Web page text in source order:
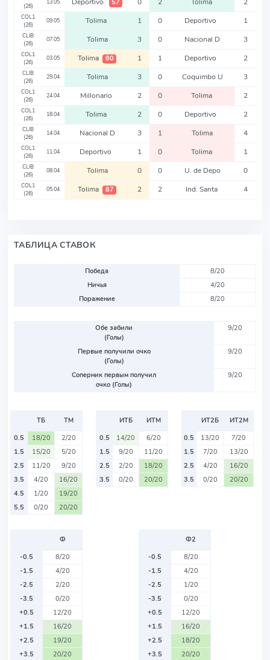
(26)
13.05 Deportivo 57 0 2 Tolima 2
COL1
(26)
09.05 Tolima 1 0 Deportivo 1
CLIB
(26)
07.05 Tolima 3 0 Nacional D 3
COL1
(26)
03.05 Tolima 80 1 1 Deportivo 2
CLIB
(26)
29.04 Tolima 3 0 Coquimbo U 3
COL1
(26)
24.04 Millonario 2 0 Tolima 2
COL1
(26)
18.04 Tolima 2 0 Deportivo 2
CLIB
(26)
14.04 Nacional D 3 1 Tolima 4
COL1
(26)
11.04 Deportivo 1 0 Tolima 1
CLIB
(26)
08.04 Tolima 0 0 U. de Depo 0
COL1
(26)
05.04 Tolima 87 2 2 Ind. Santa 4
ТАБЛИЦА СТАВОК
Победа
8/20
Ничья
4/20
Поражение
8/20
Обе забили
(Голы)
9/20
Первые получили очко
(Голы)
9/20
Соперник первым получил
очко (Голы)
9/20
ТБ
ТМ
0.5
18/20
2/20
1.5
15/20
5/20
2.5
11/20
9/20
3.5
4/20
16/20
4.5
1/20
19/20
5.5
0/20 20/20
ИТБ
ИТМ
0.5
14/20
6/20
1.5
9/20
11/20
2.5
2/20
18/20
3.5
0/20 20/20
ИТ2Б
ИТ2М
0.5
13/20
7/20
1.5
7/20
13/20
2.5
4/20
16/20
3.5
0/20 20/20
Ф
-0.5
8/20
-1.5
4/20
-2.5
2/20
-3.5
0/20
+0.5
12/20
+1.5
16/20
+2.5
19/20
+3.5
20/20
Ф2
-0.5
8/20
-1.5
4/20
-2.5
1/20
-3.5
0/20
+0.5
12/20
+1.5
16/20
+2.5
18/20
+3.5
20/20